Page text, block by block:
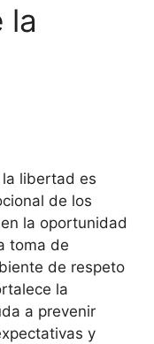
la
libertad es
de los
la oportunidad
toma de
de respeto
la
a prevenir
y